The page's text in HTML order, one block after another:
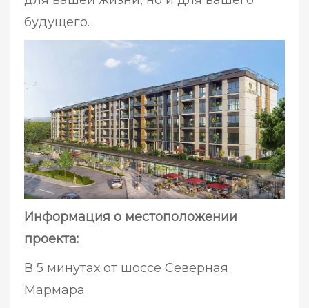
будущего.
Информация о местоположении
проекта:
В 5 минутах от шоссе Северная
Мармара